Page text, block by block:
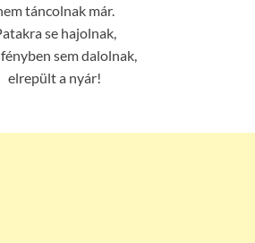
táncolnak már.
se hajolnak,
sem dalolnak,
elrepült a nyár!